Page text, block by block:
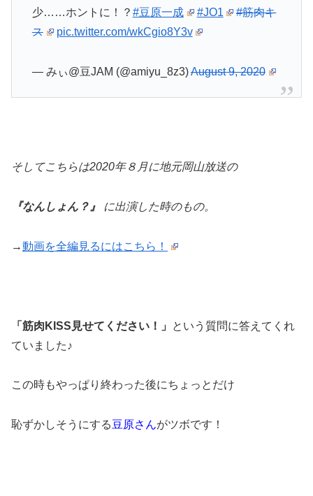
少……ホントに！？ #豆原一成 #JO1
#筋肉キ
ス
pic.twitter.com/wkCgio8Y3v
— みぃ@豆JAM (@amiyu_8z3)August 9, 2020
そしてこちらは2020年８月に地元岡山放送の
『なんしょん？』 に出演した時のもの。
→動画を全編見るにはこちら！
「筋肉KISS見せてください！」
という質問に答えてくれ
ていました♪
この時もやっぱり終わった後にちょっとだけ
恥ずかしそうにする豆原さんがツボです！